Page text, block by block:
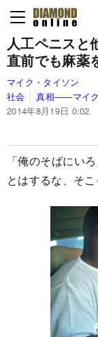
人工ペニスと
直前でも麻薬
マイク・タイソン
社会
真相――マイ
2014年8月19日 0:02
「俺のそばにい
とはするな、そ